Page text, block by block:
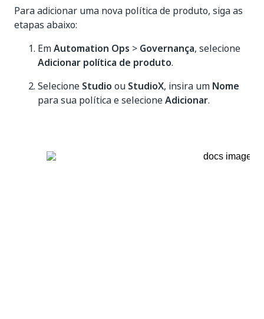
Para adicionar uma nova política de produto, siga as
etapas abaixo:
EmAutomation Ops > Governança, selecione
Adicionar política de produto.
Selecione Studio ou StudioX, insira um Nome
para sua política e selecioneAdicionar.